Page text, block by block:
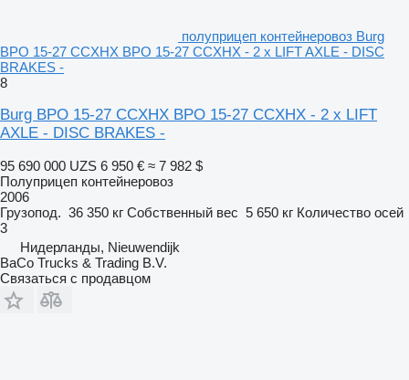
полуприцеп контейнеровоз Burg
BPO 15-27 CCXHX BPO 15-27 CCXHX - 2 x LIFT AXLE - DISC
BRAKES -
8
Burg BPO 15-27 CCXHX BPO 15-27 CCXHX - 2 x LIFT
AXLE - DISC BRAKES -
95 690 000 UZS 6 950 € ≈ 7 982 $
Полуприцеп контейнеровоз
2006
Грузопод. 36 350 кг Собственный вес 5 650 кг Количество осей
3
Нидерланды, Nieuwendijk
BaCo Trucks & Trading B.V.
Связаться с продавцом